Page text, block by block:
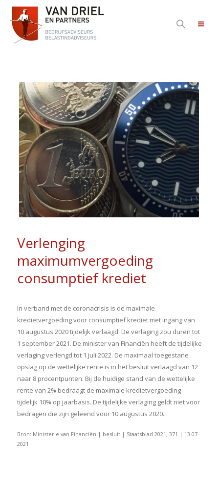
Verlenging
maximumvergoeding
consumptief krediet
In verband met de coronacrisis is de maximale
kredietvergoeding voor consumptief krediet met ingang van
10 augustus 2020 tijdelijk verlaagd. De verlaging zou duren tot
1 september 2021. De minister van Financiën heeft de tijdelijke
verlaging verlengd tot 1 juli 2022. De maximaal toegestane
opslag op de wettelijke rente is in het besluit verlaagd van 12
naar 8 procentpunten. Bij de huidige stand van de wettelijke
rente van 2% bedraagt de maximale kredietvergoeding
tijdelijk 10% op jaarbasis. De tijdelijke verlaging geldt niet voor
bedragen die zijn geleend voor 10 augustus 2020.
Bron: Ministerie van Financiën | besluit | Staatsblad 2021, 371 | 13-07-
2021